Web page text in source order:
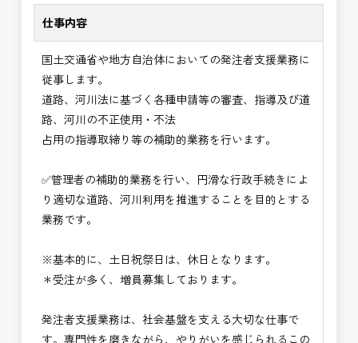
✅「仕事のやりがい」と「賃金」のバランスを大切
に致します。
⭐＝＝お祝い金100,000円＝＝⭐
※お祝い金の支給条件は、入社より3ヶ月経過され
た方が対象となります。
その他支給条件の詳細については、問い合わせくだ
さい。
■勤務地について、ご希望のある方は別途ご相談く
ださい。
国土交通省、地方自治体
■発注者支援業務＜希望する業務をお選びくださ
い。＞
・＜急募＞資料作成業務
仕事内容
国土交通省や地方自治体においての発注者支援業務に
従事します。
道路、河川法に基づく各種申請等の審査、指導及び道
路、河川の不正使用・不法
占用の指導取締り等の補助的業務を行います。
✅管理者の補助的業務を行い、円滑な行政手続きによ
り適切な道路、河川利用を推進することを目的とする
業務です。
※基本的に、土日祝祭日は、休日となります。
＊受注が多く、増員募集しております。
発注者支援業務は、社会基盤を支える大切な仕事で
す。専門性を磨きながら、やりがいを感じられるこの